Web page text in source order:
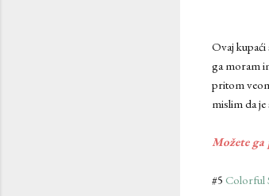
Ovaj
ga moram
pritom
mislim da je
Možete
#5 Colorful